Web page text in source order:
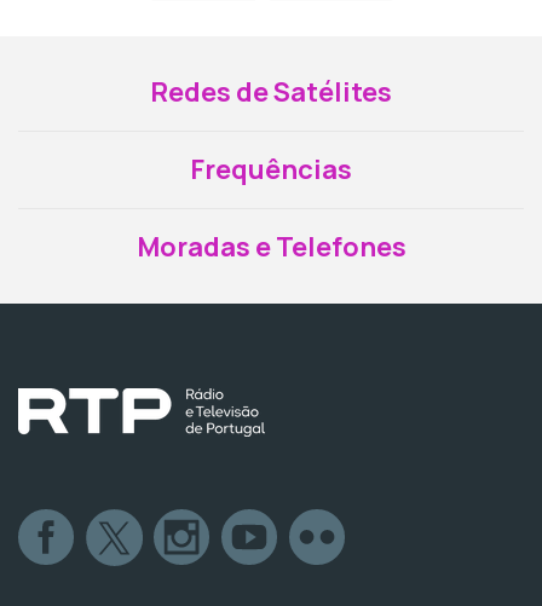
Redes de Satélites
Frequências
Moradas e Telefones